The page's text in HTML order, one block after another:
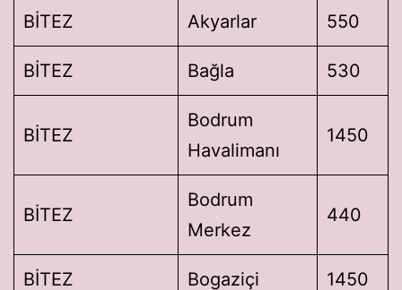
BİTEZ Akyarlar 550
BİTEZ Bağla 530
BİTEZ
Bodrum
Havalimanı
1450
BİTEZ
Bodrum
Merkez
440
BİTEZ Bogaziçi 1450